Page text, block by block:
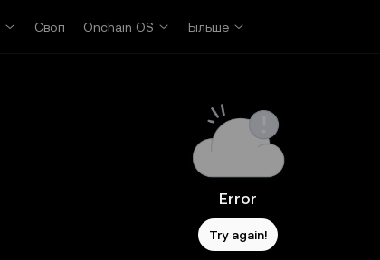
Своп Onchain OS Більше
Error
Try again!